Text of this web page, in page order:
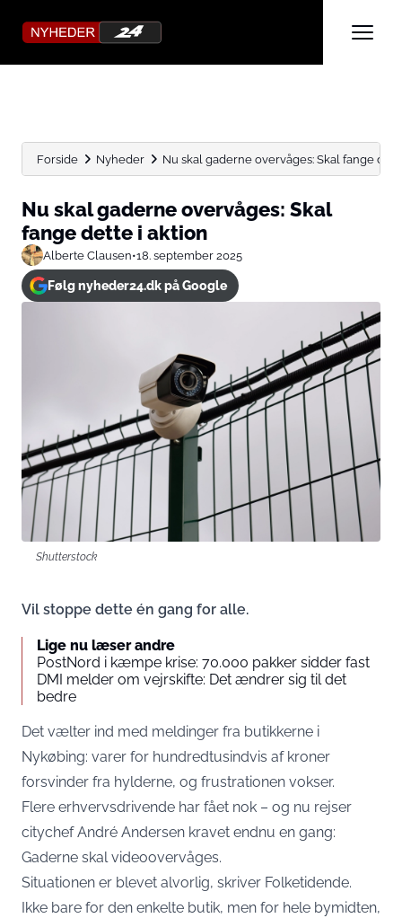
Forside Nyheder Nu skal gaderne overvåges: Skal fange
Nu skal gaderne overvåges: Skal
fange dette i aktion
Alberte Clausen•18. september 2025
Følg nyheder24.dk på Google
Shutterstock
Vil stoppe dette én gang for alle.
Lige nu læser andre
PostNord i kæmpe krise: 70.000 pakker sidder fast
DMI melder om vejrskifte: Det ændrer sig til det
bedre
Det vælter ind med meldinger fra butikkerne i
Nykøbing: varer for hundredtusindvis af kroner
forsvinder fra hylderne, og frustrationen vokser.
Flere erhvervsdrivende har fået nok – og nu rejser
citychef André Andersen kravet endnu en gang:
Gaderne skal videoovervåges.
Situationen er blevet alvorlig, skriver Folketidende.
Ikke bare for den enkelte butik, men for hele bymidten,